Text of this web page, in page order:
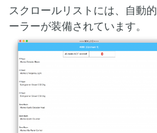
スクロールリストには、自動
ーラーが装備されています。